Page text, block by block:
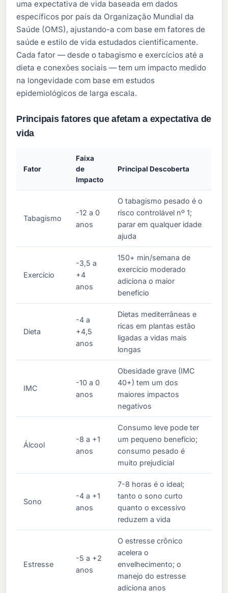
uma expectativa de vida baseada em dados
específicos por país da Organização Mundial da
Saúde (OMS), ajustando-a com base em fatores de
saúde e estilo de vida estudados cientificamente.
Cada fator — desde o tabagismo e exercícios até a
dieta e conexões sociais — tem um impacto medido
na longevidade com base em estudos
epidemiológicos de larga escala.
Principais fatores que afetam a expectativa de
vida
Fator
Faixa
de
Impacto
Principal Descoberta
Tabagismo
-12 a 0
anos
O tabagismo pesado é o
risco controlável nº 1;
parar em qualquer idade
ajuda
Exercício
-3,5 a
+4
anos
150+ min/semana de
exercício moderado
adiciona o maior
benefício
Dieta
-4 a
+4,5
anos
Dietas mediterrâneas e
ricas em plantas estão
ligadas a vidas mais
longas
IMC
-10 a 0
anos
Obesidade grave (IMC
40+) tem um dos
maiores impactos
negativos
Álcool
-8 a +1
anos
Consumo leve pode ter
um pequeno benefício;
consumo pesado é
muito prejudicial
Sono
-4 a +1
anos
7-8 horas é o ideal;
tanto o sono curto
quanto o excessivo
reduzem a vida
Estresse
-5 a +2
anos
O estresse crônico
acelera o
envelhecimento; o
manejo do estresse
adiciona anos